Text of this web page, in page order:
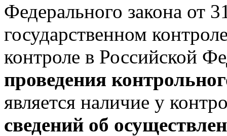
Федерального закона
государственном
контроле в Российской
проведения
является наличие у
сведений об